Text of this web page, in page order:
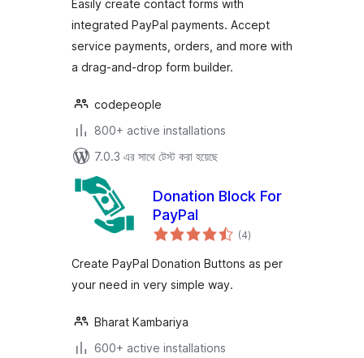
Easily create contact forms with
integrated PayPal payments. Accept
service payments, orders, and more with
a drag-and-drop form builder.
codepeople
800+ active installations
7.0.3 এর সাথে টেস্ট করা হয়েছে
Donation Block For
PayPal
(4total
ratings
)
Create PayPal Donation Buttons as per
your need in very simple way.
Bharat Kambariya
600+ active installations